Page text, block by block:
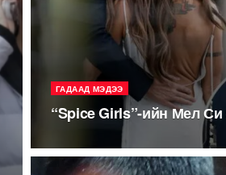
ГАДААД МЭДЭЭ
“Spice Girls”-ийн Мел Си